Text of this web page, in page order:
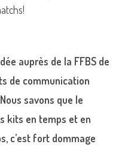
auprès de la FFBS de
de communication
savons que le
kits en temps et en
c’est fort dommage